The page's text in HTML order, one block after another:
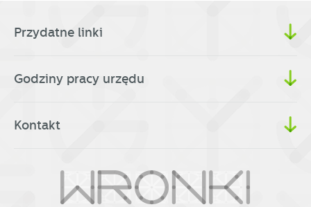
Przydatne linki
Godziny pracy urzędu
Kontakt